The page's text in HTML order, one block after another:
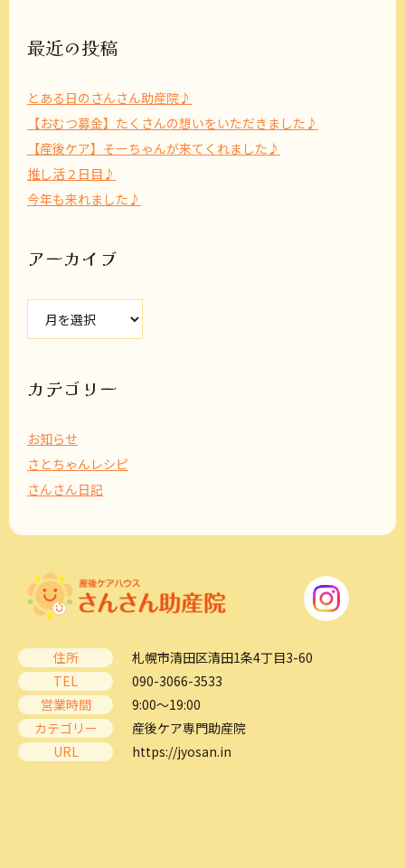
最近の投稿
とある日のさんさん助産院♪
【おむつ募金】たくさんの想いをいただきました♪
【産後ケア】そーちゃんが来てくれました♪
推し活２日目♪
今年も来れました♪
アーカイブ
カ
ブ
カテゴリー
お知らせ
さとちゃんレシピ
さんさん日記
住所
札幌市清田区清田1条4丁目3-60
TEL
090-3066-3533
営業時間
9:00～19:00
カテゴリー
産後ケア専門助産院
URL
https://jyosan.in